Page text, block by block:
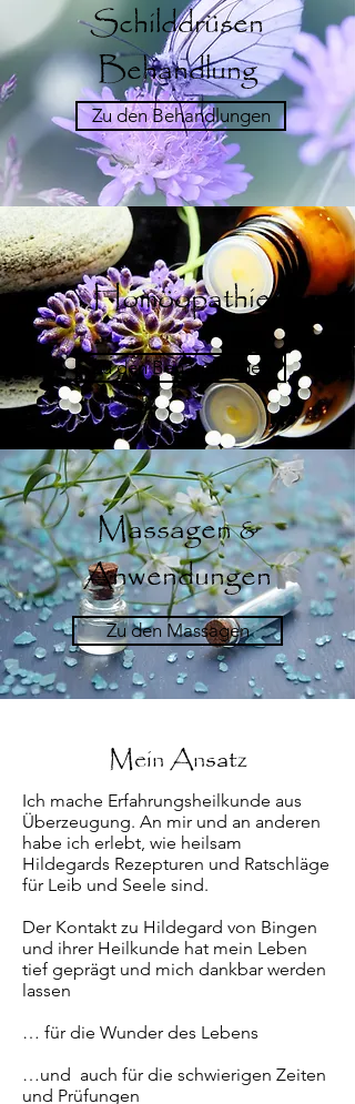
Schilddrüsen
Behandlung
Zu den Behandlungen
Homöopathie
Zu den Behandlungen
Massagen &
Anwendungen
Zu den Massagen
Mein Ansatz
Ich mache Erfahrungsheilkunde aus
Überzeugung. An mir und an anderen
habe ich erlebt, wie heilsam
Hildegards Rezepturen und Ratschläge
für Leib und Seele sind.
Der Kontakt zu Hildegard von Bingen
und ihrer Heilkunde hat mein Leben
tief geprägt und mich dankbar werden
lassen
​… für die Wunder des Lebens
…und auch für die schwierigen Zeiten
und Prüfungen